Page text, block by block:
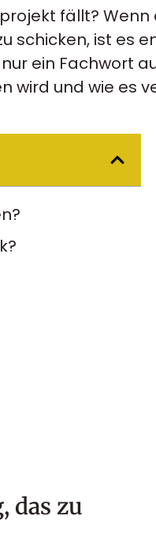
fällt?
schicken, ist es
ein Fachwort
wird und wie es
das zu